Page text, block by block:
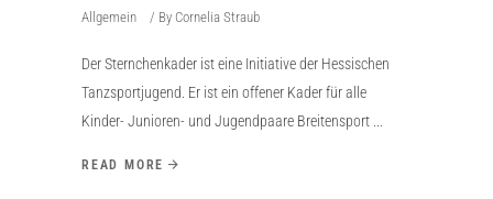
Allgemein By Cornelia Straub
Der Sternchenkader ist eine Initiative der Hessischen
Tanzsportjugend. Er ist ein offener Kader für alle
Kinder- Junioren- und Jugendpaare Breitensport
READ MORE